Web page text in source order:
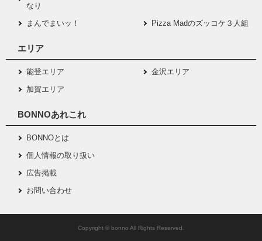
なり
まんでまいッ！ Pizza Madのズッコケ３人組
エリア
能登エリア
金沢エリア
加賀エリア
BONNOあれこれ
BONNOとは
個人情報の取り扱い
広告掲載
お問い合わせ
Copyright © bonno All Rights Reserved.